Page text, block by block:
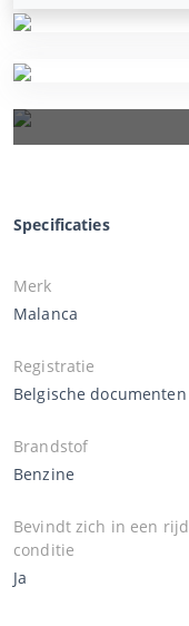
Specificaties
Merk
Malanca
Registratie
Belgische documenten
Brandstof
Benzine
Bevindt zich in een
conditie
Ja